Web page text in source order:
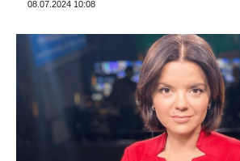
08.07.2024 10:08